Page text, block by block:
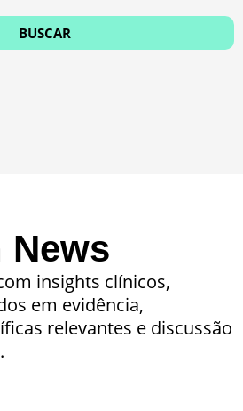
News
insights clínicos,
em evidência,
relevantes e discussão